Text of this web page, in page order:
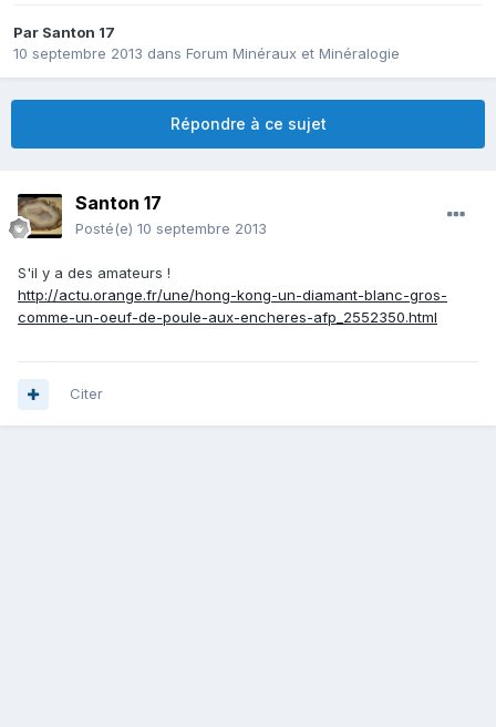
Par Santon 17
10 septembre 2013 dans Forum Minéraux et Minéralogie
Répondre à ce sujet
Santon 17
Posté(e) 10 septembre 2013
S'il y a des amateurs !
http://actu.orange.fr/une/hong-kong-un-diamant-blanc-gros-
comme-un-oeuf-de-poule-aux-encheres-afp_2552350.html
Citer